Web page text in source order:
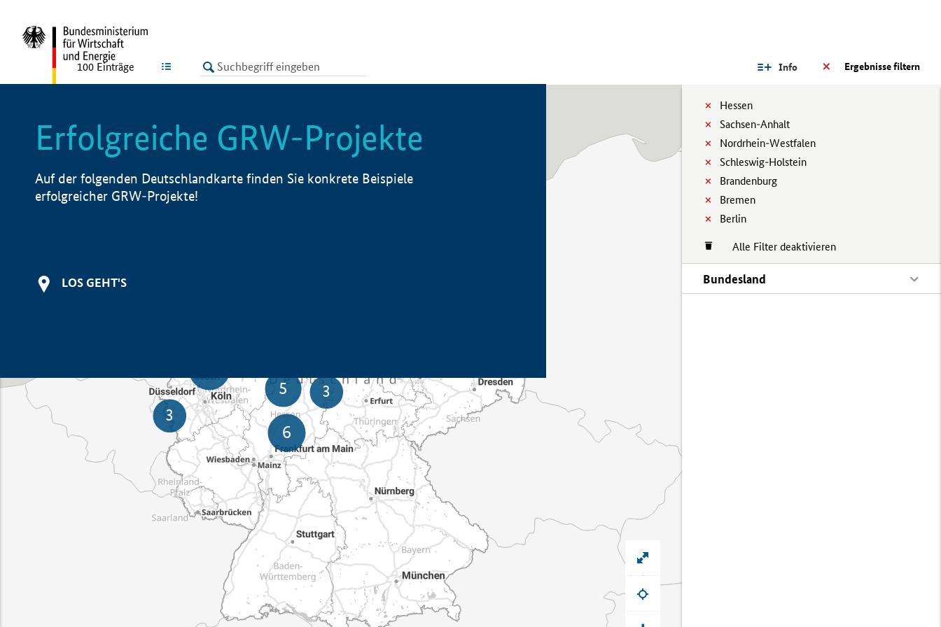
LISTE Ergebnisse filtern
Info
Hessen
Sachsen-Anhalt
Nordrhein-Westfalen
Schleswig-Holstein
Brandenburg
Bremen
Berlin
Alle Filter deaktivieren
Bundesland
100 Einträge
Erfolgreiche GRW-Projekte
Auf der folgenden Deutschlandkarte finden Sie konkrete Beispiele
erfolgreicher GRW-Projekte!
LOS GEHT'S